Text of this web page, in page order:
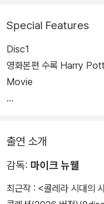
비밀장소로 향하고 그곳에
우스에게서 과거, 부모님
해리를 퇴학시키려는 마법
세우지만 덤블도어 교장의
리를 멀리하고 해리는 점점
한편 마법부 장관은 호그
수업은 학생들을 지키기보
Special Features
Disc1
영화본편 수록 Harry
Movie
영화속에서 볼 수 없었던
(43분 49초)
출연 소개
감독: 마이크 뉴웰
최근작 : <콜레라 시대의